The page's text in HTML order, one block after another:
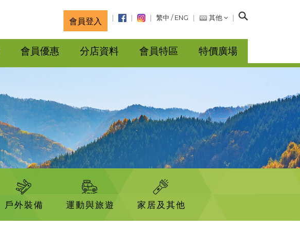
會員登入 繁中 / ENG 其他
搜
會員優惠 分店資料 會員特區 特價廣場
戶外裝備 運動與旅遊 家居及其他